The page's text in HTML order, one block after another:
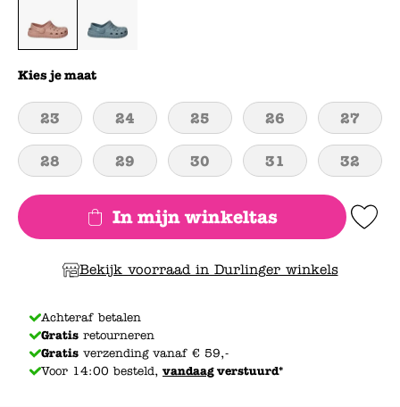
Kies je maat
23 24 25 26 27
28 29 30 31 32
In mijn winkeltas Add to
Bekijk voorraad in Durlinger winkels
Achteraf betalen
Gratis retourneren
Gratis verzending vanaf € 59,-
Voor 14:00 besteld, vandaagverstuurd*